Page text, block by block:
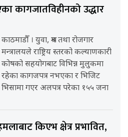
कागजातविहीनको उद्धार
काठमाडौँ । युवा, श्रम तथा रोजगार
मन्त्रालयले राष्ट्रिय स्तरको कल्याणकारी
कोषको सहयोगबाट विभिन्न मुलुकमा
रहेका कागजपत्र नभएका र भिजिट
भिसामा गएर अलपत्र परेका १५५ जना
किएभ क्षेत्र प्रभावित,